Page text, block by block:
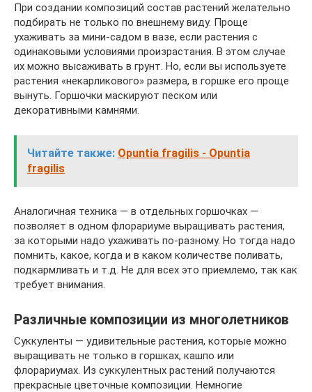
При создании композиций состав растений желательно
подбирать не только по внешнему виду. Проще
ухаживать за мини-садом в вазе, если растения с
одинаковыми условиями произрастания. В этом случае
их можно высаживать в грунт. Но, если вы используете
растения «некарликового» размера, в горшке его проще
вынуть. Горшочки маскируют песком или
декоративными камнями.
Читайте также: Opuntia fragilis - Opuntia
fragilis
Аналогичная техника — в отдельных горшочках —
позволяет в одном флорариуме выращивать растения,
за которыми надо ухаживать по-разному. Но тогда надо
помнить, какое, когда и в каком количестве поливать,
подкармливать и т.д. Не для всех это приемлемо, так как
требует внимания.
Различные композиции из многолетников
Суккуленты — удивительные растения, которые можно
выращивать не только в горшках, кашпо или
флорариумах. Из суккулентных растений получаются
прекрасные цветочные композиции. Немногие